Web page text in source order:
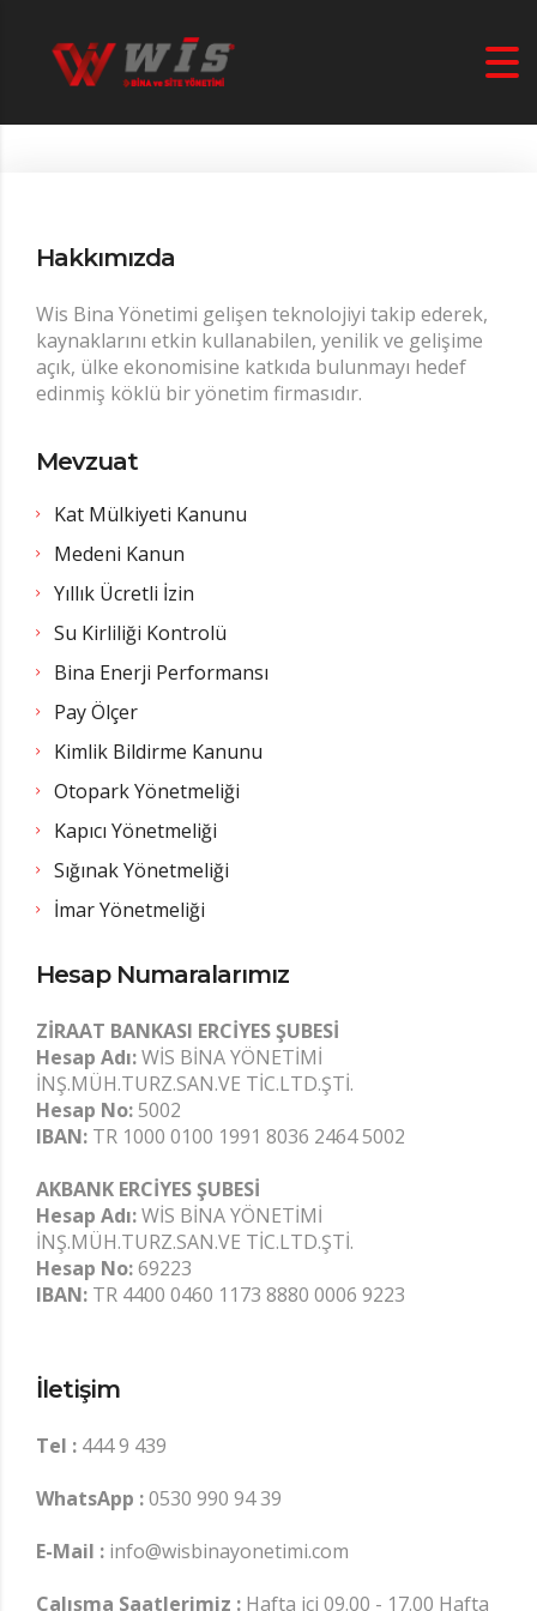
Hakkımızda
Wis Bina Yönetimi gelişen teknolojiyi takip ederek,
kaynaklarını etkin kullanabilen, yenilik ve gelişime
açık, ülke ekonomisine katkıda bulunmayı hedef
edinmiş köklü bir yönetim firmasıdır.
Mevzuat
Kat Mülkiyeti Kanunu
Medeni Kanun
Yıllık Ücretli İzin
Su Kirliliği Kontrolü
Bina Enerji Performansı
Pay Ölçer
Kimlik Bildirme Kanunu
Otopark Yönetmeliği
Kapıcı Yönetmeliği
Sığınak Yönetmeliği
İmar Yönetmeliği
Hesap Numaralarımız
ZİRAAT BANKASI ERCİYES ŞUBESİ
Hesap Adı:WİS BİNA YÖNETİMİ
İNŞ.MÜH.TURZ.SAN.VE TİC.LTD.ŞTİ.
Hesap No:5002
IBAN: TR 1000 0100 1991 8036 2464 5002
AKBANK ERCİYES ŞUBESİ
Hesap Adı:WİS BİNA YÖNETİMİ
İNŞ.MÜH.TURZ.SAN.VE TİC.LTD.ŞTİ.
Hesap No:69223
IBAN: TR 4400 0460 1173 8880 0006 9223
İletişim
Tel : 444 9 439
WhatsApp :0530 990 94 39
E-Mail : info@wisbinayonetimi.com
Çalışma Saatlerimiz : Hafta içi 09.00 - 17.00 Hafta